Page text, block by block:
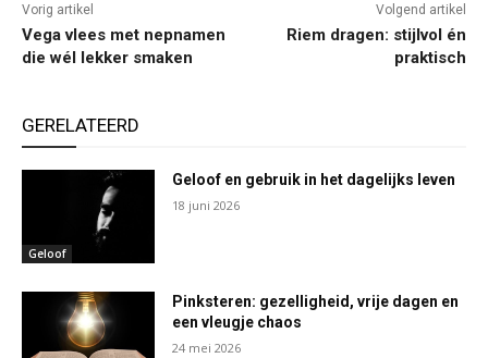
Vorig artikel
Vega vlees met nepnamen
die wél lekker smaken
Volgend artikel
Riem dragen: stijlvol én
praktisch
GERELATEERD
Geloof
Geloof en gebruik in het dagelijks leven
18 juni 2026
Pinksteren: gezelligheid, vrije dagen en
een vleugje chaos
24 mei 2026